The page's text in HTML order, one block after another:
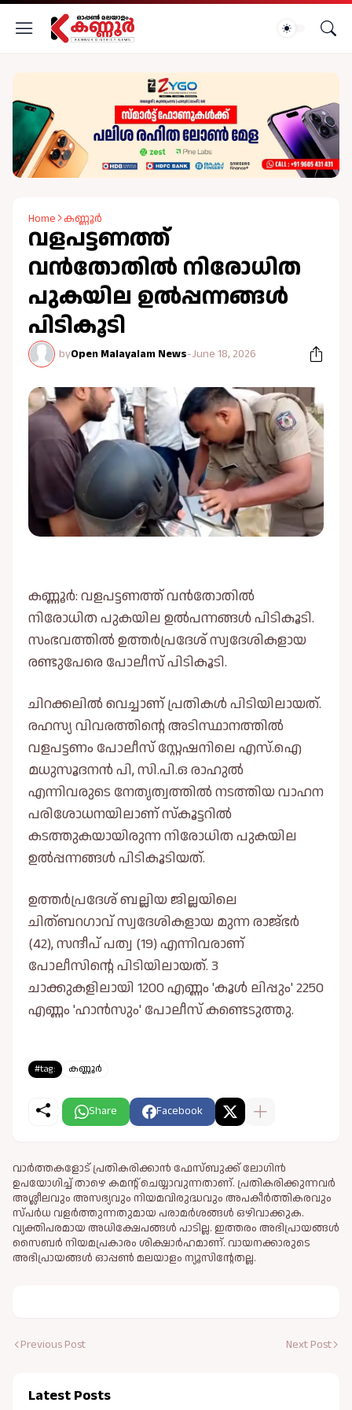
Home കണ്ണൂർ
വളപട്ടണത്ത്
വൻതോതില്‍ നിരോധിത
പുകയില ഉല്‍പ്പന്നങ്ങള്‍
പിടികൂടി
byOpen Malayalam News-June 18, 2026
കണ്ണൂർ: വളപട്ടണത്ത് വൻതോതില്‍
നിരോധിത പുകയില ഉല്‍പന്നങ്ങള്‍ പിടികൂടി.
സംഭവത്തില്‍ ഉത്തർപ്രദേശ് സ്വദേശികളായ
രണ്ടുപേരെ പോലീസ് പിടികൂടി.
ചിറക്കലില്‍ വെച്ചാണ് പ്രതികള്‍ പിടിയിലായത്.
രഹസ്യ വിവരത്തിന്റെ അടിസ്ഥാനത്തില്‍
വളപട്ടണം പോലീസ് സ്റ്റേഷനിലെ എസ്.ഐ
മധുസൂദനൻ പി, സി.പി.ഒ രാഹുല്‍
എന്നിവരുടെ നേതൃത്വത്തില്‍ നടത്തിയ വാഹന
പരിശോധനയിലാണ് സ്കൂട്ടറില്‍
കടത്തുകയായിരുന്ന നിരോധിത പുകയില
ഉല്‍പ്പന്നങ്ങള്‍ പിടികൂടിയത്.
ഉത്തർപ്രദേശ് ബല്ലിയ ജില്ലയിലെ
ചിത്ബറഗാവ് സ്വദേശികളായ മുന്ന രാജ്ഭർ
(42), സന്ദീപ് പത്വ (19) എന്നിവരാണ്
പോലീസിന്റെ പിടിയിലായത്. 3
ചാക്കുകളിലായി 1200 എണ്ണം 'കൂള്‍ ലിപ്പും' 2250
എണ്ണം 'ഹാൻസും' പോലീസ് കണ്ടെടുത്തു.
#tag: കണ്ണൂർ
Share Facebook
വാർത്തകളോട് പ്രതികരിക്കാൻ ഫേസ്ബുക്ക് ലോഗിൻ
ഉപയോഗിച്ച് താഴെ കമന്റ് ചെയ്യാവുന്നതാണ്. പ്രതികരിക്കുന്നവര്‍
അശ്ലീലവും അസഭ്യവും നിയമവിരുദ്ധവും അപകീര്‍ത്തികരവും
സ്പര്‍ധ വളര്‍ത്തുന്നതുമായ പരാമര്‍ശങ്ങള്‍ ഒഴിവാക്കുക.
വ്യക്തിപരമായ അധിക്ഷേപങ്ങള്‍ പാടില്ല. ഇത്തരം അഭിപ്രായങ്ങള്‍
സൈബര്‍ നിയമപ്രകാരം ശിക്ഷാര്‍ഹമാണ്. വായനക്കാരുടെ
അഭിപ്രായങ്ങള്‍ ഓപ്പൺ മലയാളം ന്യൂസിന്റേതല്ല.
Previous Post Next Post
Latest Posts